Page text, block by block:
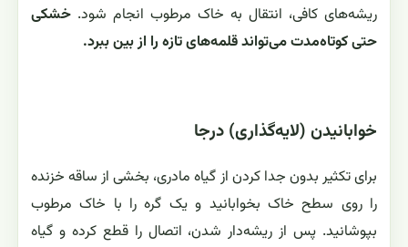
ریشه‌های کافی، انتقال به خاک مرطوب انجام شود.خشکی
حتی کوتاه‌مدت می‌تواند قلمه‌های تازه را از بین ببرد.
خوابانیدن (لایه‌گذاری) درجا
برای تکثیر بدون جدا کردن از گیاه مادری، بخشی از ساقه خزنده
را روی سطح خاک بخوابانید و یک گره را با خاک مرطوب
بپوشانید. پس از ریشه‌دار شدن، اتصال را قطع کرده و گیاه